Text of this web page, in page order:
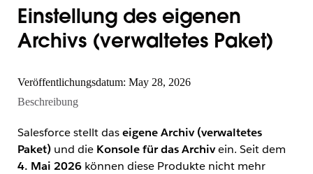
Einstellung des eigenen
Archivs (verwaltetes Paket)
Veröffentlichungsdatum: May 28, 2026
Beschreibung
Salesforce stellt daseigene Archiv (verwaltetes
Paket) und die Konsole für das Archivein. Seit dem
4. Mai 2026 können diese Produkte nicht mehr